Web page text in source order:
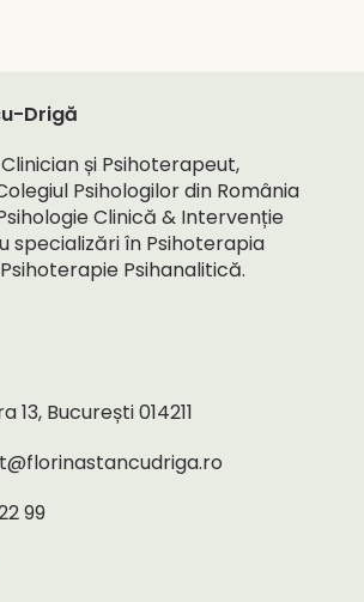
Drigă
și Psihoterapeut,
Psihologilor din România
Clinică & Intervenție
specializări în Psihoterapia
Psihanalitică.
13, București 014211
99